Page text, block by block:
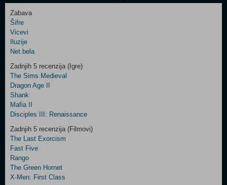
Control
Two
Newsletter
Control
Field
Three
Zabava
Šifre
Vicevi
Iluzije
Net.bela
Zadnjih 5 recenzija (Igre)
The Sims Medieval
Dragon Age II
Shank
Mafia II
Disciples III: Renaissance
Zadnjih 5 recenzija (Filmovi)
The Last Exorcism
Fast Five
Rango
The Green Hornet
X-Men: First Class